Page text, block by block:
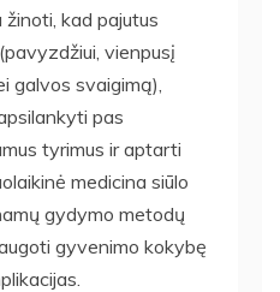
kad pajutus
vienpusį
galvos svaigimą),
pas
tyrimus ir aptarti
medicina siūlo
gydymo metodų
gyvenimo kokybę